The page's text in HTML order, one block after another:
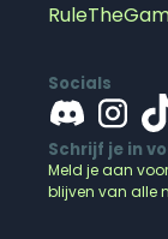
Socials
Schrijf je in
Meld je aan
blijven van alle